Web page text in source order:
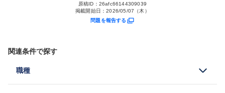
原稿ID： 26afc66144309039
掲載開始日：2026/05/07（木）
問題を報告する
関連条件で探す
職種